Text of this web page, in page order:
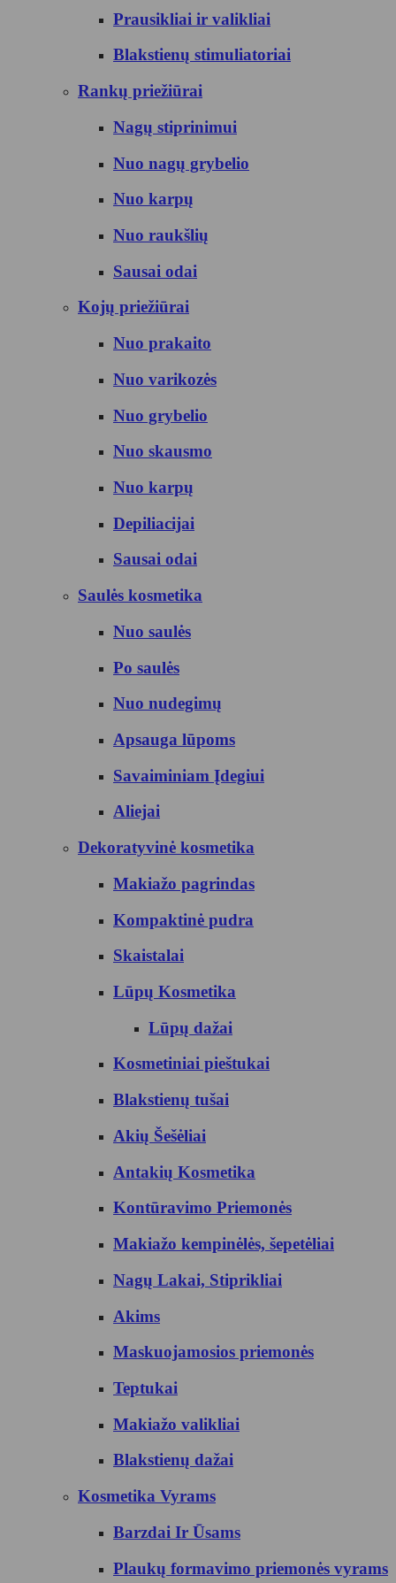
Prausikliai ir valikliai
Blakstienų stimuliatoriai
Rankų priežiūrai
Nagų stiprinimui
Nuo nagų grybelio
Nuo karpų
Nuo raukšlių
Sausai odai
Kojų priežiūrai
Nuo prakaito
Nuo varikozės
Nuo grybelio
Nuo skausmo
Nuo karpų
Depiliacijai
Sausai odai
Saulės kosmetika
Nuo saulės
Po saulės
Nuo nudegimų
Apsauga lūpoms
Savaiminiam Įdegiui
Aliejai
Dekoratyvinė kosmetika
Makiažo pagrindas
Kompaktinė pudra
Skaistalai
Lūpų Kosmetika
Lūpų dažai
Kosmetiniai pieštukai
Blakstienų tušai
Akių Šešėliai
Antakių Kosmetika
Kontūravimo Priemonės
Makiažo kempinėlės, šepetėliai
Nagų Lakai, Stiprikliai
Akims
Maskuojamosios priemonės
Teptukai
Makiažo valikliai
Blakstienų dažai
Kosmetika Vyrams
Barzdai Ir Ūsams
Plaukų formavimo priemonės vyrams